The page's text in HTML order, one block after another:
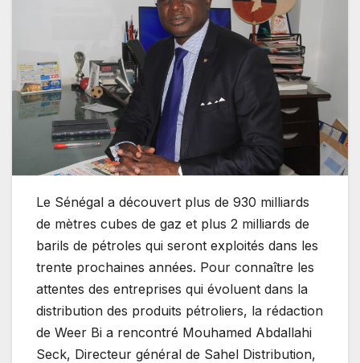
Le Sénégal a découvert plus de 930 milliards
de mètres cubes de gaz et plus 2 milliards de
barils de pétroles qui seront exploités dans les
trente prochaines années. Pour connaître les
attentes des entreprises qui évoluent dans la
distribution des produits pétroliers, la rédaction
de Weer Bi a rencontré Mouhamed Abdallahi
Seck, Directeur général de Sahel Distribution,